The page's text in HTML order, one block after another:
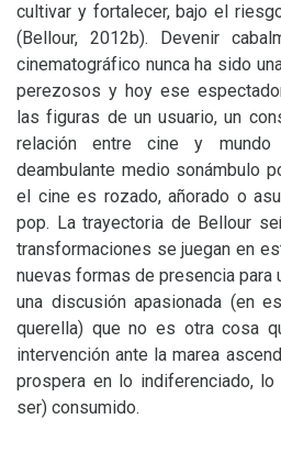
cultivar y fortalecer, bajo el
(Bellour, 2012b). Devenir
cinematográfico nunca ha sido
perezosos y hoy ese
las figuras de un usuario, un
relación entre cine y
deambulante medio sonámbulo
el cine es rozado, añorado o
pop. La trayectoria de Bellour
transformaciones se juegan en
nuevas formas de presencia para
una discusión apasionada (en
querella) que no es otra cosa
intervención ante la marea
prospera en lo indiferenciado,
ser) consumido.